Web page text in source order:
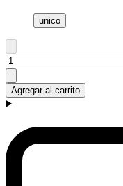
unico
Agregar al carrito